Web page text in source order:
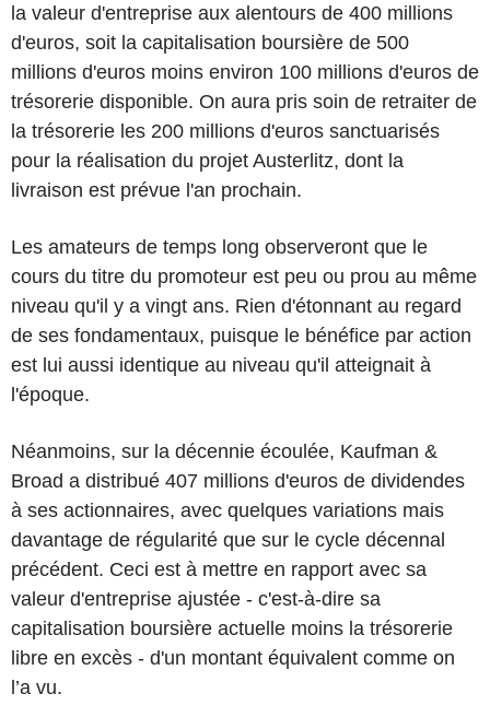
la valeur d'entreprise aux alentours de 400 millions
d'euros, soit la capitalisation boursière de 500
millions d'euros moins environ 100 millions d'euros de
trésorerie disponible. On aura pris soin de retraiter de
la trésorerie les 200 millions d'euros sanctuarisés
pour la réalisation du projet Austerlitz, dont la
livraison est prévue l'an prochain.
Les amateurs de temps long observeront que le
cours du titre du promoteur est peu ou prou au même
niveau qu'il y a vingt ans. Rien d'étonnant au regard
de ses fondamentaux, puisque le bénéfice par action
est lui aussi identique au niveau qu'il atteignait à
l'époque.
Néanmoins, sur la décennie écoulée, Kaufman &
Broad a distribué 407 millions d'euros de dividendes
à ses actionnaires, avec quelques variations mais
davantage de régularité que sur le cycle décennal
précédent. Ceci est à mettre en rapport avec sa
valeur d'entreprise ajustée - c'est-à-dire sa
capitalisation boursière actuelle moins la trésorerie
libre en excès - d'un montant équivalent comme on
l’a vu.